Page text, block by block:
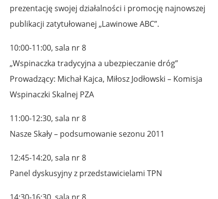
prezentację swojej działalności i promocję najnowszej
publikacji zatytułowanej „Lawinowe ABC”.
10:00-11:00, sala nr 8
„Wspinaczka tradycyjna a ubezpieczanie dróg”
Prowadzący: Michał Kajca, Miłosz Jodłowski – Komisja
Wspinaczki Skalnej PZA
11:00-12:30, sala nr 8
Nasze Skały – podsumowanie sezonu 2011
12:45-14:20, sala nr 8
Panel dyskusyjny z przedstawicielami TPN